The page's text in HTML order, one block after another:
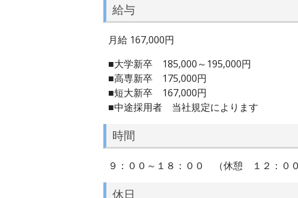
給与
月給 167,000円
■大学新卒 185,000～195,000円
■高専新卒 175,000円
■短大新卒 167,000円
■中途採用者 当社規定によります
時間
９：００～１８：００ （休憩 １２：０
休日